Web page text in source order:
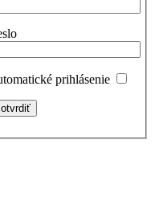
prihlásenie